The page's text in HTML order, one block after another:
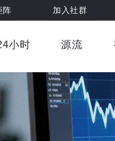
阵 加入社群
车与出行
健康
小时 源流
虎嗅视